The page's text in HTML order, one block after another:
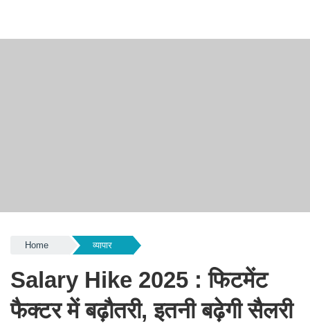
Home व्यापार
Salary Hike 2025 : फिटमेंट
फैक्टर में बढ़ौतरी, इतनी बढ़ेगी सैलरी